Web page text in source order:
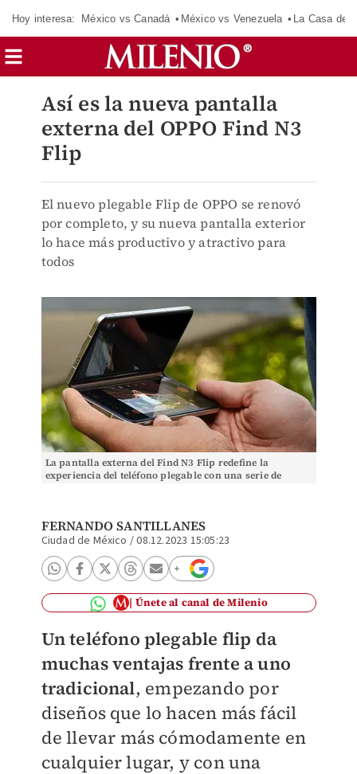
Hoy interesa: México vs Canadá México vs Venezuela La Casa de
Así es la nueva pantalla
externa del OPPO Find N3
Flip
El nuevo plegable Flip de OPPO se renovó
por completo, y su nueva pantalla exterior
lo hace más productivo y atractivo para
todos
La pantalla externa del Find N3 Flip redefine la
experiencia del teléfono plegable con una serie de
FERNANDO SANTILLANES
Ciudad de México /08.12.2023 15:05:23
Únete al canal de Milenio
Un teléfono plegable flip da
muchas ventajas frente a uno
tradicional, empezando por
diseños que lo hacen más fácil
de llevar más cómodamente en
cualquier lugar, y con una